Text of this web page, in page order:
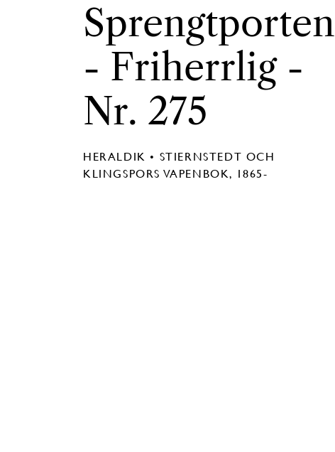
Sprengtporten
- Friherrlig -
Nr. 275
HERALDIK • STIERNSTEDT OCH
KLINGSPORS VAPENBOK, 1865-